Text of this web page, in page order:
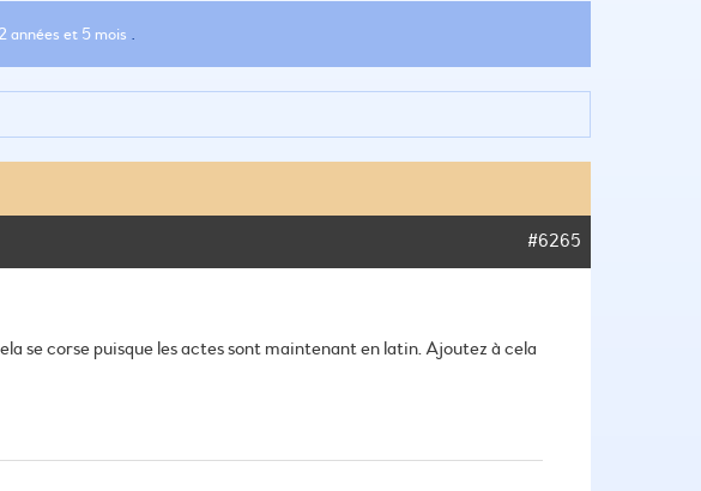
années et 5 mois .
#6265
se corse puisque les actes sont maintenant en latin. Ajoutez à cela